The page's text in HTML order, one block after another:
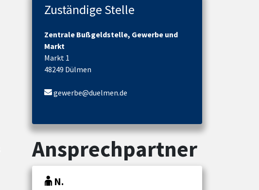
Zuständige Stelle
Zentrale Bußgeldstelle, Gewerbe und
Markt
Markt 1
48249 Dülmen
gewerbe@duelmen.de
Ansprechpartner
N.